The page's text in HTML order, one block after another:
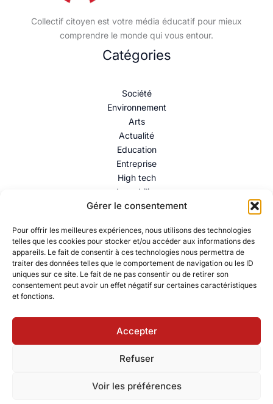
Gérer le consentement
Pour offrir les meilleures expériences, nous utilisons des technologies
telles que les cookies pour stocker et/ou accéder aux informations des
appareils. Le fait de consentir à ces technologies nous permettra de
traiter des données telles que le comportement de navigation ou les ID
uniques sur ce site. Le fait de ne pas consentir ou de retirer son
consentement peut avoir un effet négatif sur certaines caractéristiques
et fonctions.
Accepter
Refuser
Voir les préférences
Collectif citoyen est votre média éducatif pour mieux
comprendre le monde qui vous entour.
Catégories
Société
Environnement
Arts
Actualité
Education
Entreprise
High tech
Immobilier
Mentions légales–Politique de confidentialité–Contact
© 2026 Collectif Citoyen – Ressources éducatives pour
éducatives pour comprendre et agir.